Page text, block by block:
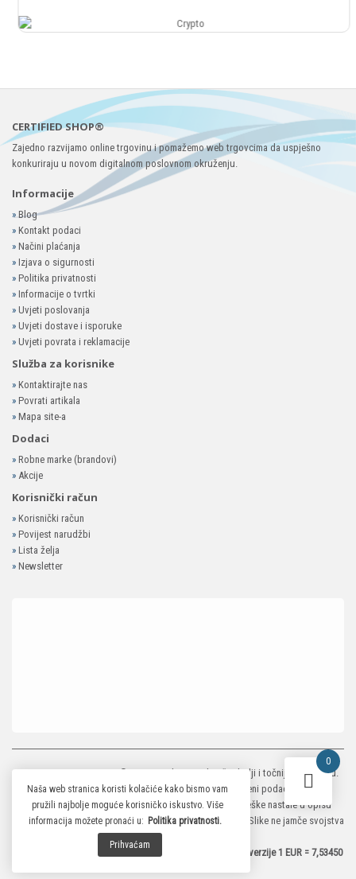
CERTIFIED SHOP®
Zajedno razvijamo online trgovinu i pomažemo web trgovcima da uspješno
konkuriraju u novom digitalnom poslovnom okruženju.
Informacije
»Blog
» Kontakt podaci
» Načini plaćanja
» Izjava o sigurnosti
» Politika privatnosti
» Informacije o tvrtki
» Uvjeti poslovanja
» Uvjeti dostave i isporuke
» Uvjeti povrata i reklamacije
Služba za korisnike
» Kontaktirajte nas
» Povrati artikala
» Mapa site-a
Dodaci
» Robne marke (brandovi)
» Akcije
Korisnički račun
» Korisnički račun
» Povijest narudžbi
» Lista želja
» Newsletter
MP-ELEKTRONIKA SHOP© 2026. Trudimo se dati što bolji i točniji opis i sliku.
Unatoč tome, ne možemo garantirati da su svi navedeni podaci i slike u
potpunosti točni. Ne odgovaramo za eventualne pogreške nastale u opisu
proizvoda, greške prilikom štampanja te promjene cijena. Slike ne jamče svojstva
proizvoda.
*Za preračunavanje je primjenjen službeni fiksni tečaj konverzije 1 EUR = 7,53450
0
Naša web stranica koristi kolačiće kako bismo vam
pružili najbolje moguće korisničko iskustvo. Više
informacija možete pronaći u: Politika privatnosti.
Prihvaćam